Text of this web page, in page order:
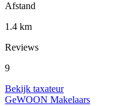
Afstand
1.4 km
Reviews
9
Bekijk taxateur
GeWOON Makelaars